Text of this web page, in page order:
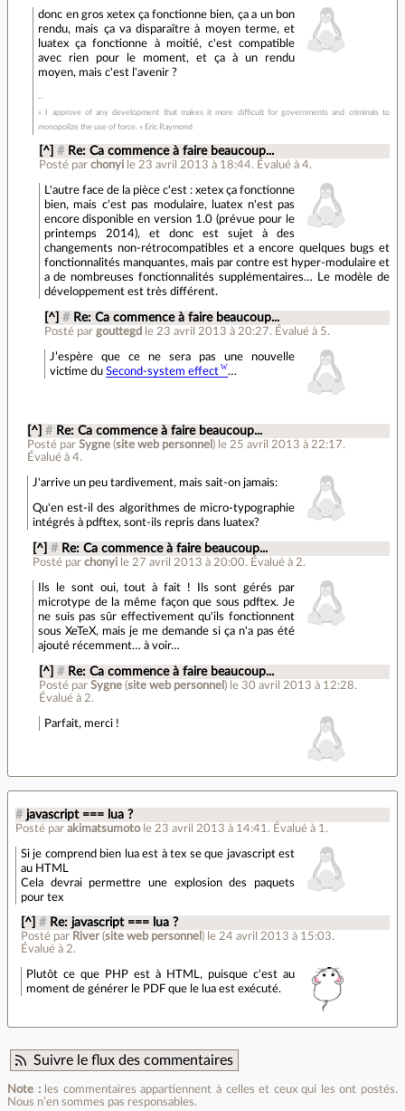
donc en gros xetex ça fonctionne bien, ça a un bon
rendu, mais ça va disparaître à moyen terme, et
luatex ça fonctionne à moitié, c'est compatible
avec rien pour le moment, et ça à un rendu
moyen, mais c'est l'avenir ?
« I approve of any development that makes it more difficult for governments and criminals to
monopolize the use of force. » Eric Raymond
[^] # Re: Ca commence à faire beaucoup...
Posté par chonyi le 23 avril 2013 à 18:44. Évalué à 4.
L'autre face de la pièce c'est : xetex ça fonctionne
bien, mais c'est pas modulaire, luatex n'est pas
encore disponible en version 1.0 (prévue pour le
printemps 2014), et donc est sujet à des
changements non-rétrocompatibles et a encore quelques bugs et
fonctionnalités manquantes, mais par contre est hyper-modulaire et
a de nombreuses fonctionnalités supplémentaires… Le modèle de
développement est très différent.
[^] # Re: Ca commence à faire beaucoup...
Posté par gouttegd le 23 avril 2013 à 20:27. Évalué à 5.
J’espère que ce ne sera pas une nouvelle
victime du Second-system effect …
[^] # Re: Ca commence à faire beaucoup...
Posté par Sygne(site web personnel ) le 25 avril 2013 à 22:17.
Évalué à 4.
J'arrive un peu tardivement, mais sait-on jamais:
Qu'en est-il des algorithmes de micro-typographie
intégrés à pdftex, sont-ils repris dans luatex?
[^] # Re: Ca commence à faire beaucoup...
Posté parchonyi le 27 avril 2013 à 20:00. Évalué à 2.
Ils le sont oui, tout à fait ! Ils sont gérés par
microtype de la même façon que sous pdftex. Je
ne suis pas sûr effectivement qu'ils fonctionnent
sous XeTeX, mais je me demande si ça n'a pas été
ajouté récemment… à voir…
[^] # Re: Ca commence à faire beaucoup...
Posté par Sygne(site web personnel ) le 30 avril 2013 à 12:28.
Évalué à 2.
Parfait, merci !
# javascript === lua ?
Posté par akimatsumoto le 23 avril 2013 à 14:41 . Évalué à 1 .
Si je comprend bien lua est à tex se que javascript est
au HTML
Cela devrai permettre une explosion des paquets
pour tex
[^] # Re: javascript === lua ?
Posté par River (site web personnel ) le 24 avril 2013 à 15:03.
Évalué à2.
Plutôt ce que PHP est à HTML, puisque c'est au
moment de générer le PDF que le lua est exécuté.
Suivre le flux des commentaires
Note :les commentaires appartiennent à celles et ceux qui les ont postés.
Nous n’en sommes pas responsables.